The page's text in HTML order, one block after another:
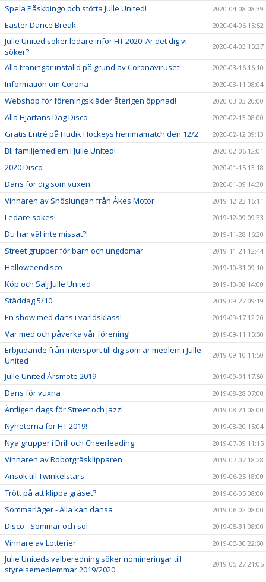
Spela Påskbingo och stötta Julle United! 2020-04-08 08:39
Easter Dance Break 2020-04-06 15:52
Julle United söker ledare inför HT 2020! Är det dig vi
söker?
2020-04-03 15:27
Alla träningar inställd på grund av Coronaviruset! 2020-03-16 16:10
Information om Corona 2020-03-11 08:04
Webshop för föreningskläder återigen öppnad! 2020-03-03 20:00
Alla Hjärtans Dag Disco 2020-02-13 08:00
Gratis Entré på Hudik Hockeys hemmamatch den 12/2 2020-02-12 09:13
Bli familjemedlem i Julle United! 2020-02-06 12:01
2020 Disco 2020-01-15 13:18
Dans för dig som vuxen 2020-01-09 14:30
Vinnaren av Snöslungan från Åkes Motor 2019-12-23 16:11
Ledare sökes! 2019-12-09 09:33
Du har väl inte missat?! 2019-11-28 16:20
Street grupper för barn och ungdomar 2019-11-21 12:44
Halloweendisco 2019-10-31 09:10
Köp och Sälj Julle United 2019-10-08 14:00
Städdag 5/10 2019-09-27 09:19
En show med dans i världsklass! 2019-09-17 12:20
Var med och påverka vår förening! 2019-09-11 15:50
Erbjudande från Intersport till dig som är medlem i Julle
United
2019-09-10 11:50
Julle United Årsmöte 2019 2019-09-01 17:50
Dans för vuxna 2019-08-28 07:00
Äntligen dags för Street och Jazz! 2019-08-21 08:00
Nyheterna för HT 2019! 2019-08-20 15:04
Nya grupper i Drill och Cheerleading 2019-07-09 11:15
Vinnaren av Robotgräsklipparen 2019-07-07 18:28
Ansök till Twinkelstars 2019-06-25 18:00
Trött på att klippa gräset? 2019-06-05 08:00
Sommarläger - Alla kan dansa 2019-06-02 08:00
Disco - Sommar och sol 2019-05-31 08:00
Vinnare av Lotterier 2019-05-30 22:50
Julie Uniteds valberedning söker nomineringar till
styrelsemedlemmar 2019/2020
2019-05-27 21:05